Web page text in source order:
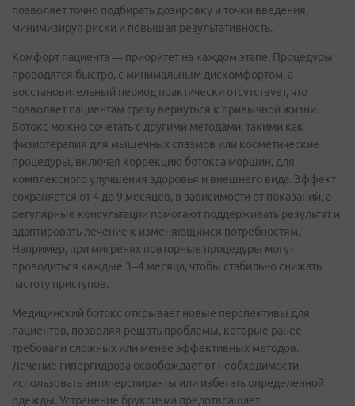
позволяет точно подбирать дозировку и точки введения,
минимизируя риски и повышая результативность.
Комфорт пациента — приоритет на каждом этапе. Процедуры
проводятся быстро, с минимальным дискомфортом, а
восстановительный период практически отсутствует, что
позволяет пациентам сразу вернуться к привычной жизни.
Ботокс можно сочетать с другими методами, такими как
физиотерапия для мышечных спазмов или косметические
процедуры, включая коррекцию ботокса морщин, для
комплексного улучшения здоровья и внешнего вида. Эффект
сохраняется от 4 до 9 месяцев, в зависимости от показаний, а
регулярные консультации помогают поддерживать результат и
адаптировать лечение к изменяющимся потребностям.
Например, при мигренях повторные процедуры могут
проводиться каждые 3–4 месяца, чтобы стабильно снижать
частоту приступов.
Медицинский ботокс открывает новые перспективы для
пациентов, позволяя решать проблемы, которые ранее
требовали сложных или менее эффективных методов.
Лечение гипергидроза освобождает от необходимости
использовать антиперспиранты или избегать определенной
одежды. Устранение бруксизма предотвращает